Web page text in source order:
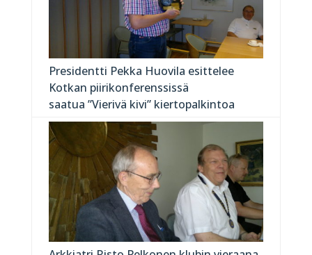
Presidentti Pekka Huovila esittelee
Kotkan piirikonferenssissä
saatua ”Vierivä kivi” kiertopalkintoa